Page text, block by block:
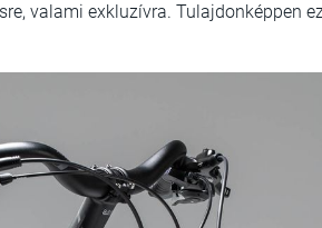
valami exkluzívra. Tulajdonképpen